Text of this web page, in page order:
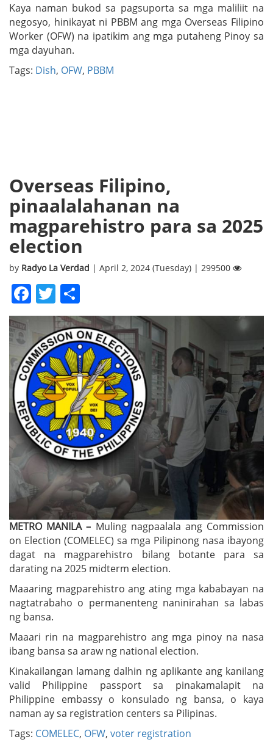
Kaya naman bukod sa pagsuporta sa mga maliliit na
negosyo, hinikayat ni PBBM ang mga Overseas Filipino
Worker (OFW) na ipatikim ang mga putaheng Pinoy sa
mga dayuhan.
Tags: Dish, OFW, PBBM
Overseas Filipino,
pinaalalahanan na
magparehistro para sa 2025
election
by Radyo La Verdad | April 2, 2024 (Tuesday) | 299500
Facebook
Twitter
METRO MANILA – Muling nagpaalala ang Commission
on Election (COMELEC) sa mga Pilipinong nasa ibayong
dagat na magparehistro bilang botante para sa
darating na 2025 midterm election.
Maaaring magparehistro ang ating mga kababayan na
nagtatrabaho o permanenteng naninirahan sa labas
ng bansa.
Maaari rin na magparehistro ang mga pinoy na nasa
ibang bansa sa araw ng national election.
Kinakailangan lamang dalhin ng aplikante ang kanilang
valid Philippine passport sa pinakamalapit na
Philippine embassy o konsulado ng bansa, o kaya
naman ay sa registration centers sa Pilipinas.
Tags: COMELEC, OFW, voter registration